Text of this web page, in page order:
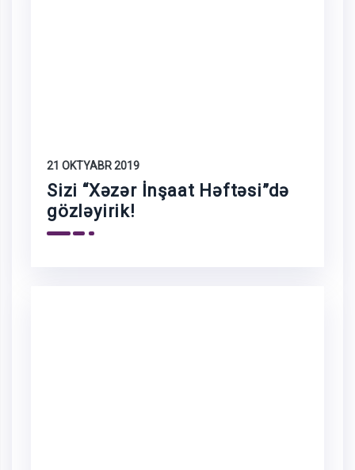
21 OKTYABR 2019
Sizi “Xəzər İnşaat Həftəsi”də
gözləyirik!